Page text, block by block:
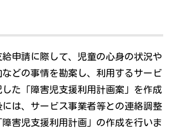
申請に際して、児童の心身の状況や
どの事情を勘案し、利用するサービ
た「障害児支援利用計画案」を作成
には、サービス事業者等との連絡調整
害児支援利用計画」の作成を行いま